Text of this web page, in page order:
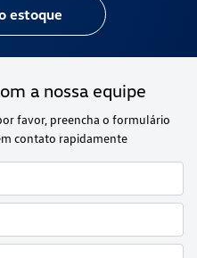
estoque
a nossa equipe
favor, preencha o formulário
contato rapidamente